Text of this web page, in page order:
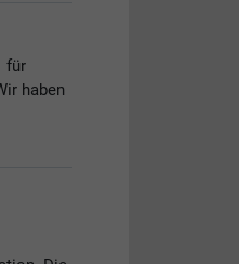
für
haben